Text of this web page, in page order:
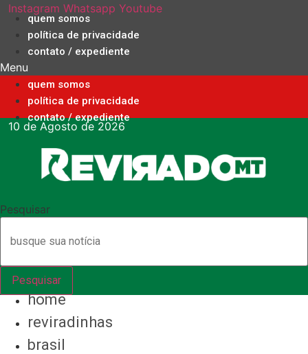
conteúdo
Instagram Whatsapp Youtube
quem somos
política de privacidade
contato / expediente
Menu
quem somos
política de privacidade
contato / expediente
10 de Agosto de 2026
Pesquisar
Pesquisar
home
reviradinhas
brasil